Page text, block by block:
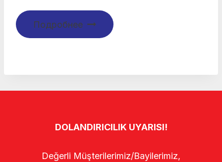
Подробнее
DOLANDIRICILIK UYARISI!
Değerli Müşterilerimiz/Bayilerimiz,